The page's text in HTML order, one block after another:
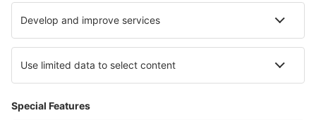
Hotely v Gold Coast Hotely in Muntii Macinului National Park
Hotely v Moelltal Hotely in Delaware Beaches